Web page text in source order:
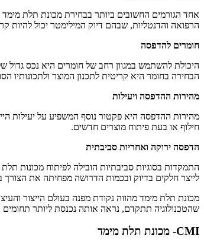
אחד הגורמים החשובים ביותר בבחירת מכונת תלת מימד
הרפואה והדנטליות, שבהם דיוק המילימטר יכול להיות
חומרים להדפסה
היכולת להשתמש במגוון רחב של חומרים היא נכס גדול
הבחירה בחומר היא קריטית לתכנון המוצר ולתכונותיו
מהירות ההדפסה ויעילות
מהירות ההדפסה היא פקטור נוסף המשפיע על יעילות
חילוף או בעת פיתוח מוצרים חדשים.
הדפסה ירוקה ואחריות סביבתית
התמקדות בסוגיות סביבתיות הובילה לפיתוח מכונות
לייצר חלקים בדיוק ובכמות הדרושה מפחיתה את הצורך
מכונת תלת מימד מהווה נקודת מפנה בעולם הייצור
שהטכנולוגיה תתקדם, נראה אותה נכנסת ליותר
CMI- מכונת תלת מימד